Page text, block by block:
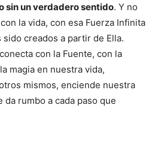
sin un verdadero sentido. Y no
la vida, con esa Fuerza Infinita
creados a partir de Ella.
con la Fuente, con la
magia en nuestra vida,
mismos, enciende nuestra
rumbo a cada paso que